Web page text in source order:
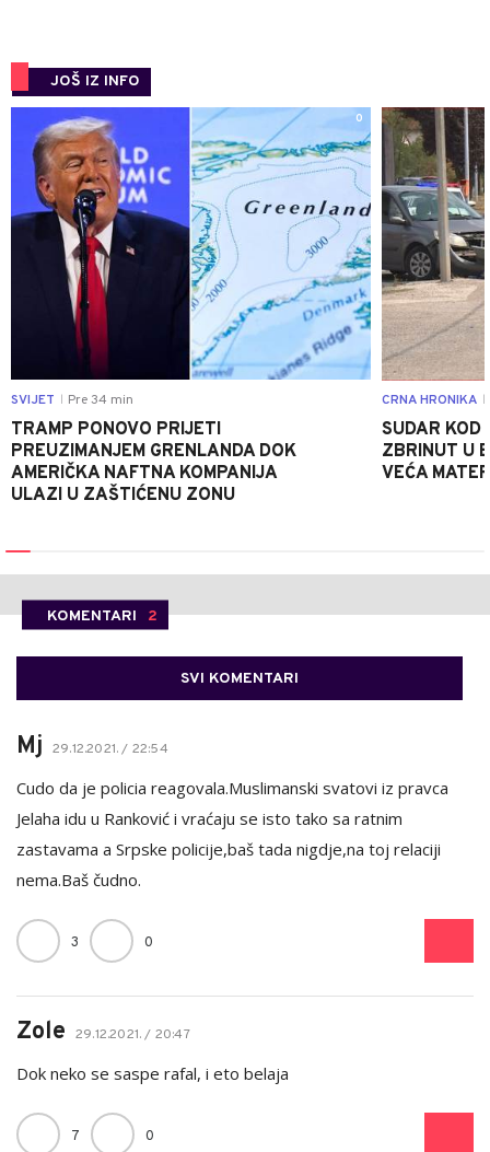
JOŠ IZ INFO
0
SVIJET Pre 34 min
TRAMP PONOVO PRIJETI
PREUZIMANJEM GRENLANDA DOK
AMERIČKA NAFTNA KOMPANIJA
ULAZI U ZAŠTIĆENU ZONU
CRNA HRONIKA
SUDAR KOD
ZBRINUT U
VEĆA
KOMENTARI 2
SVI KOMENTARI
Mj 29.12.2021. / 22:54
Cudo da je policia reagovala.Muslimanski svatovi iz pravca
Jelaha idu u Ranković i vraćaju se isto tako sa ratnim
zastavama a Srpske policije,baš tada nigdje,na toj relaciji
nema.Baš čudno.
3 0
Zole 29.12.2021. / 20:47
Dok neko se saspe rafal, i eto belaja
7 0